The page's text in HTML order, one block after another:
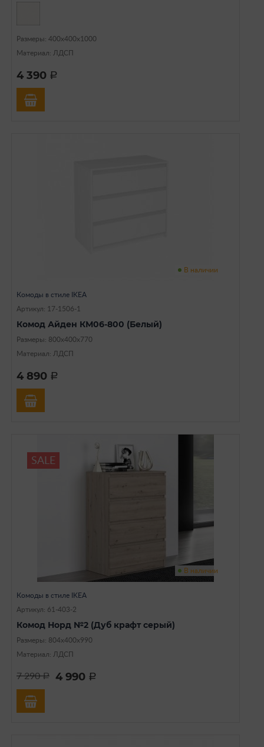
Размеры: 400х400х1000
Материал: ЛДСП
4 390 a
В наличии
Комоды в стиле IKEA
Артикул: 17-1506-1
Комод Айден КМ06-800 (Белый)
Размеры: 800х400х770
Материал: ЛДСП
4 890 a
SALE
В наличии
Комоды в стиле IKEA
Артикул: 61-403-2
Комод Норд №2 (Дуб крафт серый)
Размеры: 804х400х990
Материал: ЛДСП
7 290a 4 990 a